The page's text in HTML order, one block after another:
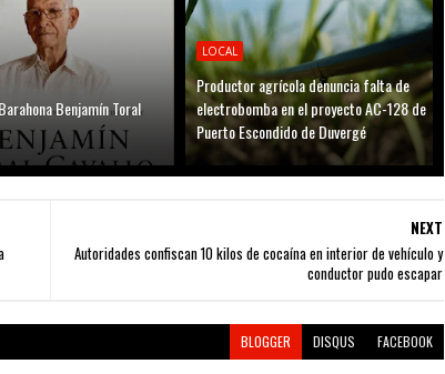
Benjamín Toral
LOCAL
Productor agrícola denuncia falta de
electrobomba en el proyecto AC-128 de
Puerto Escondido de Duvergé
NEXT
Autoridades confiscan 10 kilos de cocaína en interior de vehículo y
conductor pudo escapar
BLOGGER DISQUS FACEBOOK